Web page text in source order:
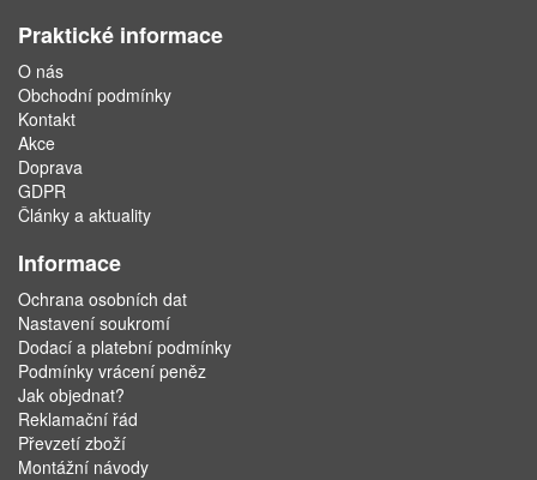
Praktické informace
O nás
Obchodní podmínky
Kontakt
Akce
Doprava
GDPR
Články a aktuality
Informace
Ochrana osobních dat
Nastavení soukromí
Dodací a platební podmínky
Podmínky vrácení peněz
Jak objednat?
Reklamační řád
Převzetí zboží
Montážní návody